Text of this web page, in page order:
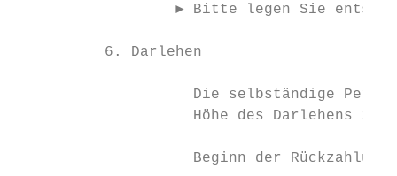
► Bitte legen Sie
          6. Darlehen
Die selbständige
Höhe des Darlehens in
Beginn der